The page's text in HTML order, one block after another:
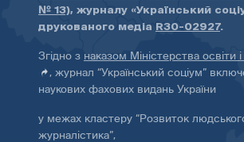
№ 13), журналу «Український
друкованого медіа R30-02927.
Згідно з наказом Міністерства освіти
, журнал “Український соціум”
наукових фахових видань України
у межах кластеру “Розвиток людського
журналістика”,